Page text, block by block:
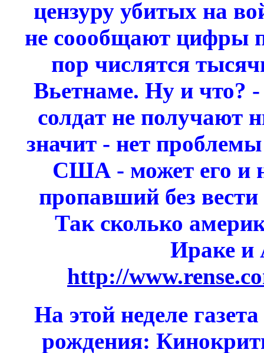
цензуру убитых на
не соообщают цифры
пор числятся
Вьетнаме. Ну и что?
солдат не получают
значит - нет
США - может его и
пропавший без
Так сколько
Ираке и
http://
На этой неделе
рождения: